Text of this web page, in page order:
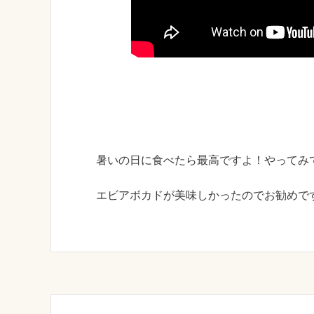
暑いの日に食べたら最高ですよ！やってみ
エビアボカドが美味しかったのでお勧めで